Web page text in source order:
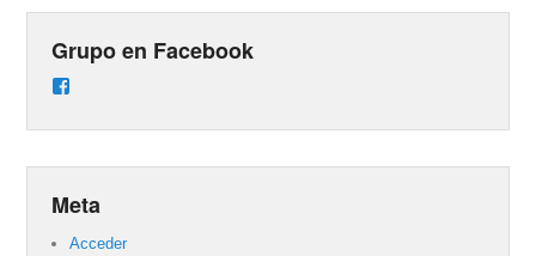
Grupo en Facebook
en
Meta
Acceder